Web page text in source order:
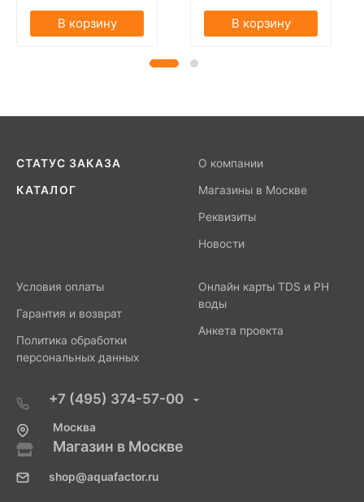
В корзину В корзину
СТАТУС ЗАКАЗА
КАТАЛОГ
О компании
Магазины в Москве
Реквизиты
Новости
Условия оплаты
Гарантия и возврат
Политика обработки
персональных данных
Онлайн карты TDS и PH
воды
Анкета проекта
+7 (495) 374-57-00
Москва
Магазин в Москве
shop@aquafactor.ru